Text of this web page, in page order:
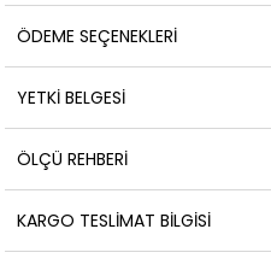
ÖDEME SEÇENEKLERI
YETKİ BELGESİ
ÖLÇÜ REHBERI
KARGO TESLIMAT BILGISI